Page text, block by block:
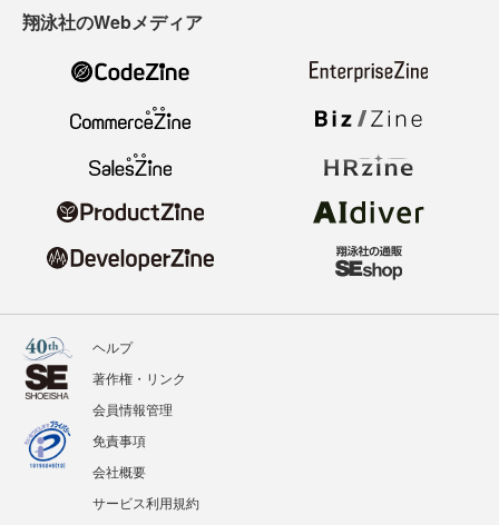
翔泳社のWebメディア
ヘルプ
著作権・リンク
会員情報管理
免責事項
会社概要
サービス利用規約